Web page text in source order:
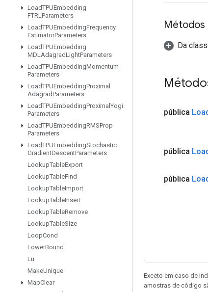
LoadTPUEmbedding
FTRLParameters
LoadTPUEmbeddingFrequency
EstimatorParameters
LoadTPUEmbedding
MDLAdagradLightParameters
LoadTPUEmbeddingMomentum
Parameters
LoadTPUEmbeddingProximal
AdagradParameters
LoadTPUEmbeddingProximal Yogi
Parameters
LoadTPUEmbeddingRMSProp
Parameters
LoadTPUEmbeddingStochastic
GradientDescentParameters
LookupTableExport
LookupTableFind
LookupTableImport
LookupTableInsert
LookupTableRemove
LookupTableSize
LoopCond
LowerBound
Lu
MakeUnique
MapClear
Métodos
Da
pública
pública
pública
Exceto em caso de
amostras de código